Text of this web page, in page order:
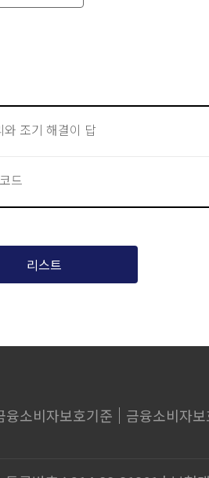
조기 해결이 답
드
리스트
융소비자보호기준
금융소비자